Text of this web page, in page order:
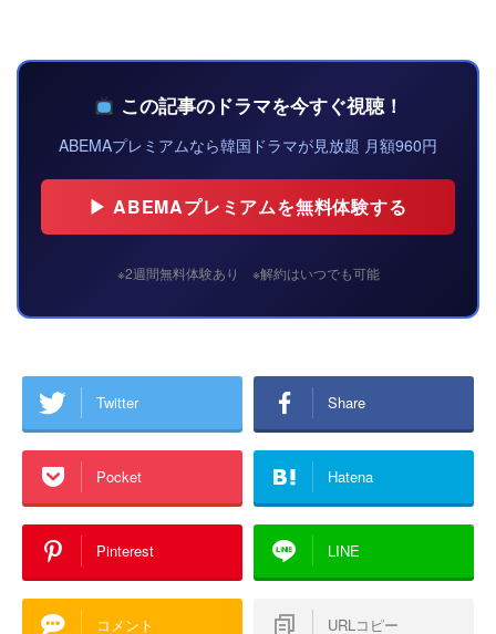
この記事のドラマを今すぐ視聴！
ABEMAプレミアムなら韓国ドラマが見放題 月額960円
▶ ABEMAプレミアムを無料体験する
※2週間無料体験あり ※解約はいつでも可能
Twitter Share
Pocket Hatena
Pinterest LINE
コメント URLコピー